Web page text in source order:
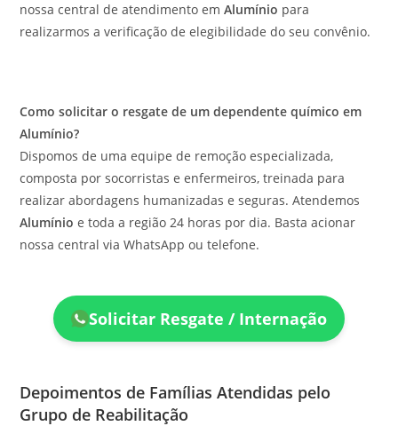
nossa central de atendimento emAlumínio para
realizarmos a verificação de elegibilidade do seu convênio.
Como solicitar o resgate de um dependente químico em
Alumínio?
Dispomos de uma equipe de remoção especializada,
composta por socorristas e enfermeiros, treinada para
realizar abordagens humanizadas e seguras. Atendemos
Alumínio e toda a região 24 horas por dia. Basta acionar
nossa central via WhatsApp ou telefone.
Solicitar Resgate / Internação
Depoimentos de Famílias Atendidas pelo
Grupo de Reabilitação